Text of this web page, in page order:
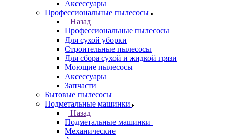
Аксессуары
Профессиональные пылесосы
Назад
Профессиональные пылесосы
Для сухой уборки
Строительные пылесосы
Для сбора сухой и жидкой грязи
Моющие пылесосы
Аксессуары
Запчасти
Бытовые пылесосы
Подметальные машинки
Назад
Подметальные машинки
Механические